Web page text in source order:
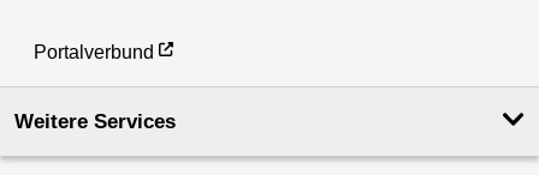
Portalverbund
Weitere Services